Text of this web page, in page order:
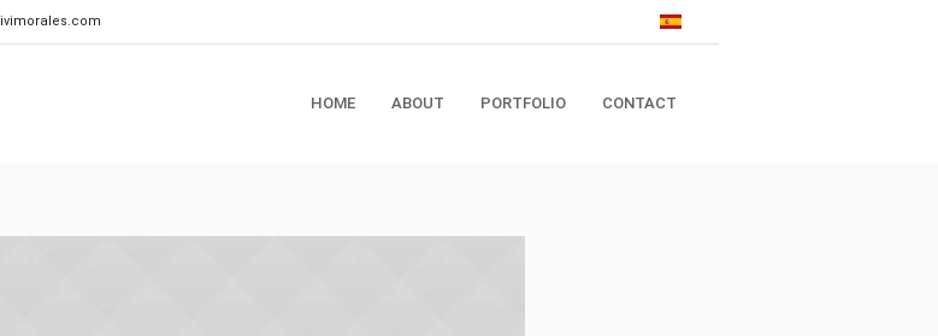
HOME ABOUT PORTFOLIO CONTACT